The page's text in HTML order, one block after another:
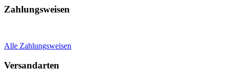
Zahlungsweisen
Alle Zahlungsweisen
Versandarten